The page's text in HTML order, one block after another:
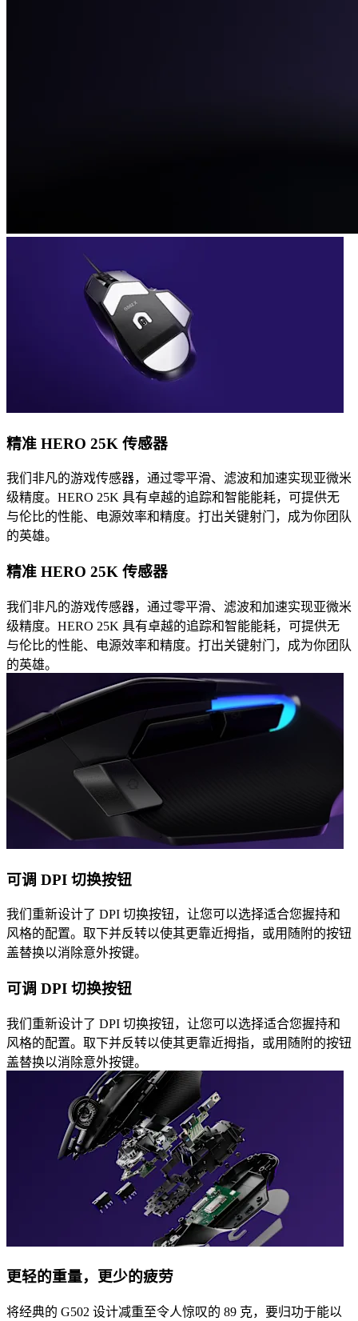
精准 HERO 25K 传感器
我们非凡的游戏传感器，通过零平滑、滤波和加速实现亚微米
级精度。HERO 25K 具有卓越的追踪和智能能耗，可提供无
与伦比的性能、电源效率和精度。打出关键射门，成为你团队
的英雄。
精准 HERO 25K 传感器
我们非凡的游戏传感器，通过零平滑、滤波和加速实现亚微米
级精度。HERO 25K 具有卓越的追踪和智能能耗，可提供无
与伦比的性能、电源效率和精度。打出关键射门，成为你团队
的英雄。
可调 DPI 切换按钮
我们重新设计了 DPI 切换按钮，让您可以选择适合您握持和
风格的配置。取下并反转以使其更靠近拇指，或用随附的按钮
盖替换以消除意外按键。
可调 DPI 切换按钮
我们重新设计了 DPI 切换按钮，让您可以选择适合您握持和
风格的配置。取下并反转以使其更靠近拇指，或用随附的按钮
盖替换以消除意外按键。
更轻的重量，更少的疲劳
将经典的 G502 设计减重至令人惊叹的 89 克，要归功于能以